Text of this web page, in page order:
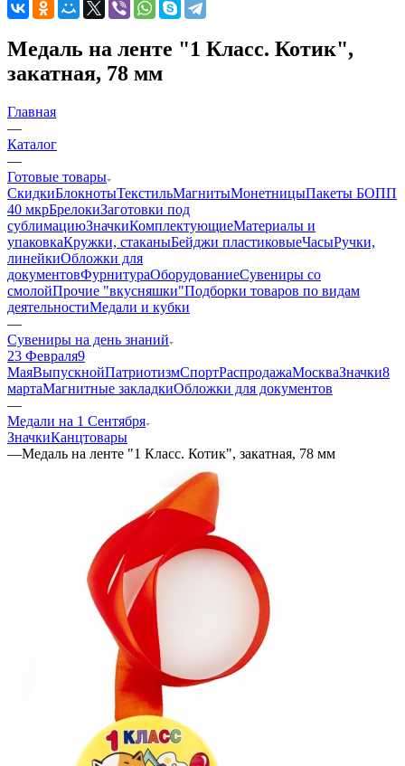
Медаль на ленте "1 Класс. Котик",
закатная, 78 мм
Главная
—
Каталог
—
Готовые товары
СкидкиБлокнотыТекстильМагнитыМонетницыПакеты БОПП
40 мкрБрелокиЗаготовки под
сублимациюЗначкиКомплектующиеМатериалы и
упаковкаКружки, стаканыБейджи пластиковыеЧасыРучки,
линейкиОбложки для
документовФурнитураОборудованиеСувениры со
смолойПрочие "вкусняшки"Подборки товаров по видам
деятельностиМедали и кубки
—
Сувениры на день знаний
23 Февраля9
МаяВыпускнойПатриотизмСпортРаспродажаМоскваЗначки8
мартаМагнитные закладкиОбложки для документов
—
Медали на 1 Сентября
ЗначкиКанцтовары
—Медаль на ленте "1 Класс. Котик", закатная, 78 мм